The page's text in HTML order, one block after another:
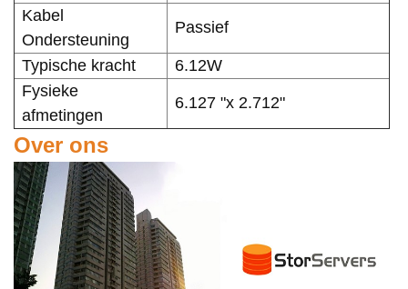
Kabel
Ondersteuning
Passief
Typische kracht
6.12W
Fysieke
afmetingen
6.127 "x 2.712"
Over ons